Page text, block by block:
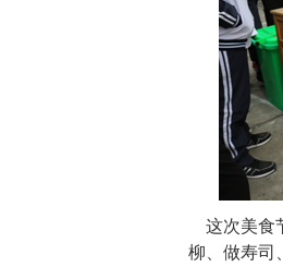
这次美食
柳、做寿司